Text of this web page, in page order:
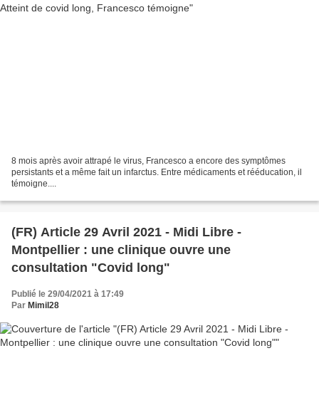
8 mois après avoir attrapé le virus, Francesco a encore des symptômes
persistants et a même fait un infarctus. Entre médicaments et rééducation, il
témoigne....
(FR) Article 29 Avril 2021 - Midi Libre -
Montpellier : une clinique ouvre une
consultation "Covid long"
Publié le 29/04/2021 à 17:49
Par Mimil28